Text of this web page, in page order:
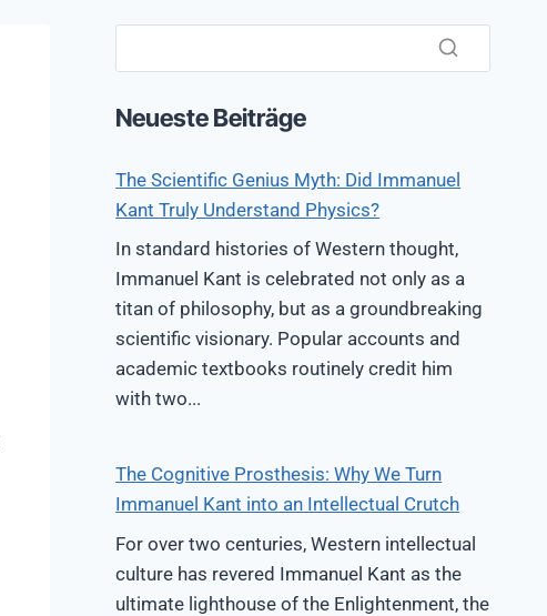
Neueste Beiträge
The Scientific Genius Myth: Did Immanuel
Kant Truly Understand Physics?
In standard histories of Western thought,
Immanuel Kant is celebrated not only as a
titan of philosophy, but as a groundbreaking
scientific visionary. Popular accounts and
academic textbooks routinely credit him
with two...
The Cognitive Prosthesis: Why We Turn
Immanuel Kant into an Intellectual Crutch
For over two centuries, Western intellectual
culture has revered Immanuel Kant as the
ultimate lighthouse of the Enlightenment, the